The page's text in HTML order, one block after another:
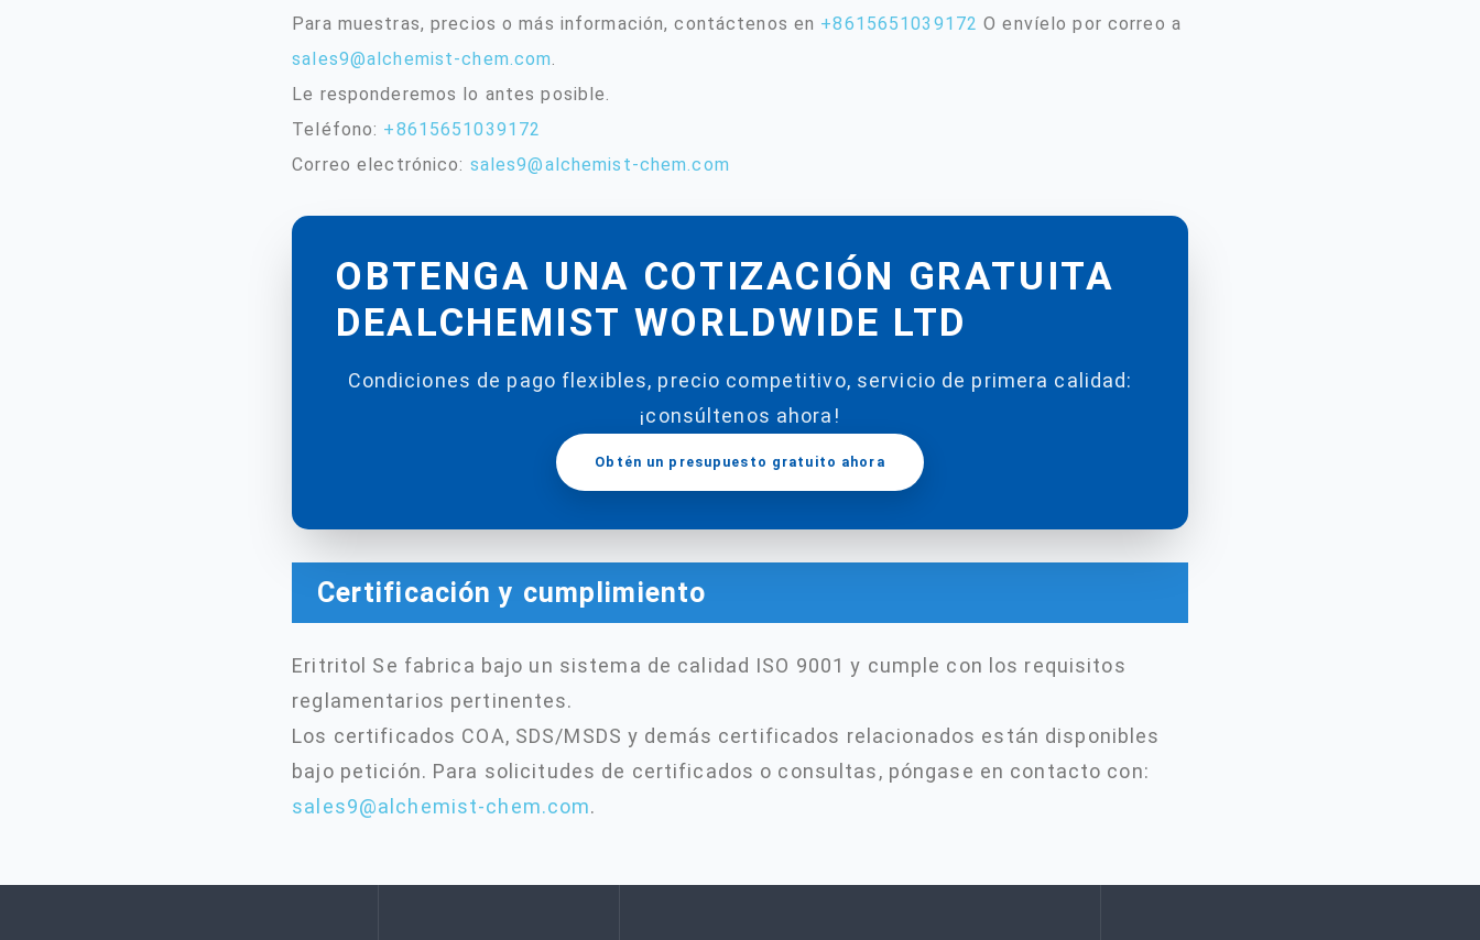
Para muestras, precios o más información, contáctenos en +8615651039172 O envíelo por correo a
sales9@alchemist-chem.com
Le responderemos lo antes posible.
Teléfono: +8615651039172
Correo electrónico: sales9@alchemist-chem.com
OBTENGA UNA COTIZACIÓN GRATUITA
DEALCHEMIST WORLDWIDE LTD
Condiciones de pago flexibles, precio competitivo, servicio de primera calidad:
¡consúltenos ahora!
Obtén un presupuesto gratuito ahora
Certificación y cumplimiento
Eritritol Se fabrica bajo un sistema de calidad ISO 9001 y cumple con los requisitos
reglamentarios pertinentes.
Los certificados COA, SDS/MSDS y demás certificados relacionados están disponibles
bajo petición. Para solicitudes de certificados o consultas, póngase en contacto con:
sales9@alchemist-chem.com.